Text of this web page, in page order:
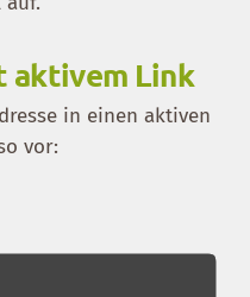
aktivem Link
in einen aktiven
vor: